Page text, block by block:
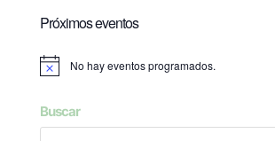
Próximos eventos
Aviso No hay eventos programados.
Buscar